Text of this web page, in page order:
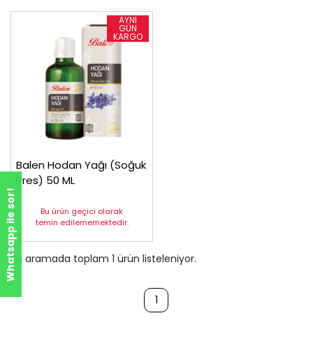
Balen Hodan Yağı (Soğuk
Pres) 50 ML
Bu ürün geçici olarak
temin edilememektedir.
Bu aramada toplam 1 ürün listeleniyor.
1
Whatsapp ile sor!